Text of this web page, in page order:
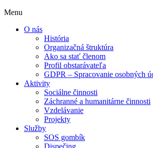
Menu
O nás
História
Organizačná štruktúra
Ako sa stať členom
Profil obstarávateľa
GDPR – Spracovanie osobných
Aktivity
Sociálne činnosti
Záchranné a humanitárne činnosti
Vzdelávanie
Projekty
Služby
SOS gombík
Dispečing